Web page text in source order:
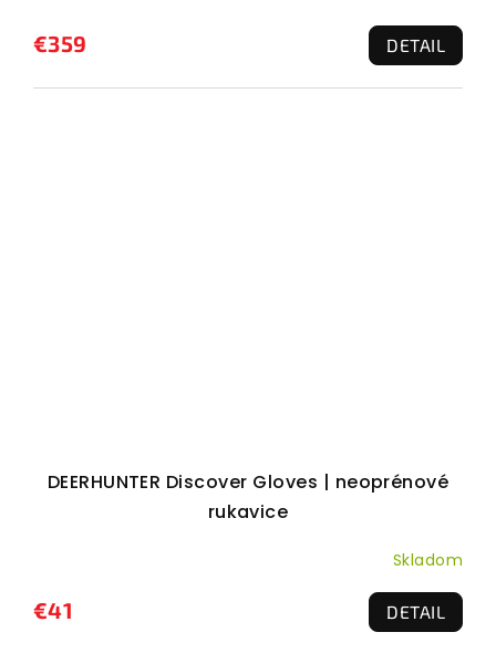
€359 DETAIL
DEERHUNTER Discover Gloves | neoprénové
rukavice
Skladom
€41 DETAIL